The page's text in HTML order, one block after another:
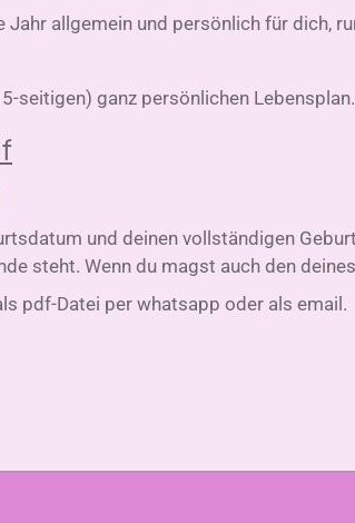
allgemein und persönlich für dich,
seitigen) ganz persönlichen Lebensplan.
und deinen vollständigen
steht. Wenn du magst auch den
pdf-Datei per whatsapp oder als email.